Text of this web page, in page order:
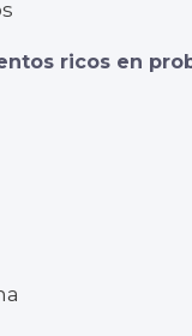
ricos en